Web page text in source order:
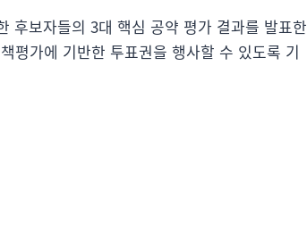
후보자들의 3대 핵심 공약 평가 결과를 발표한
평가에 기반한 투표권을 행사할 수 있도록 기